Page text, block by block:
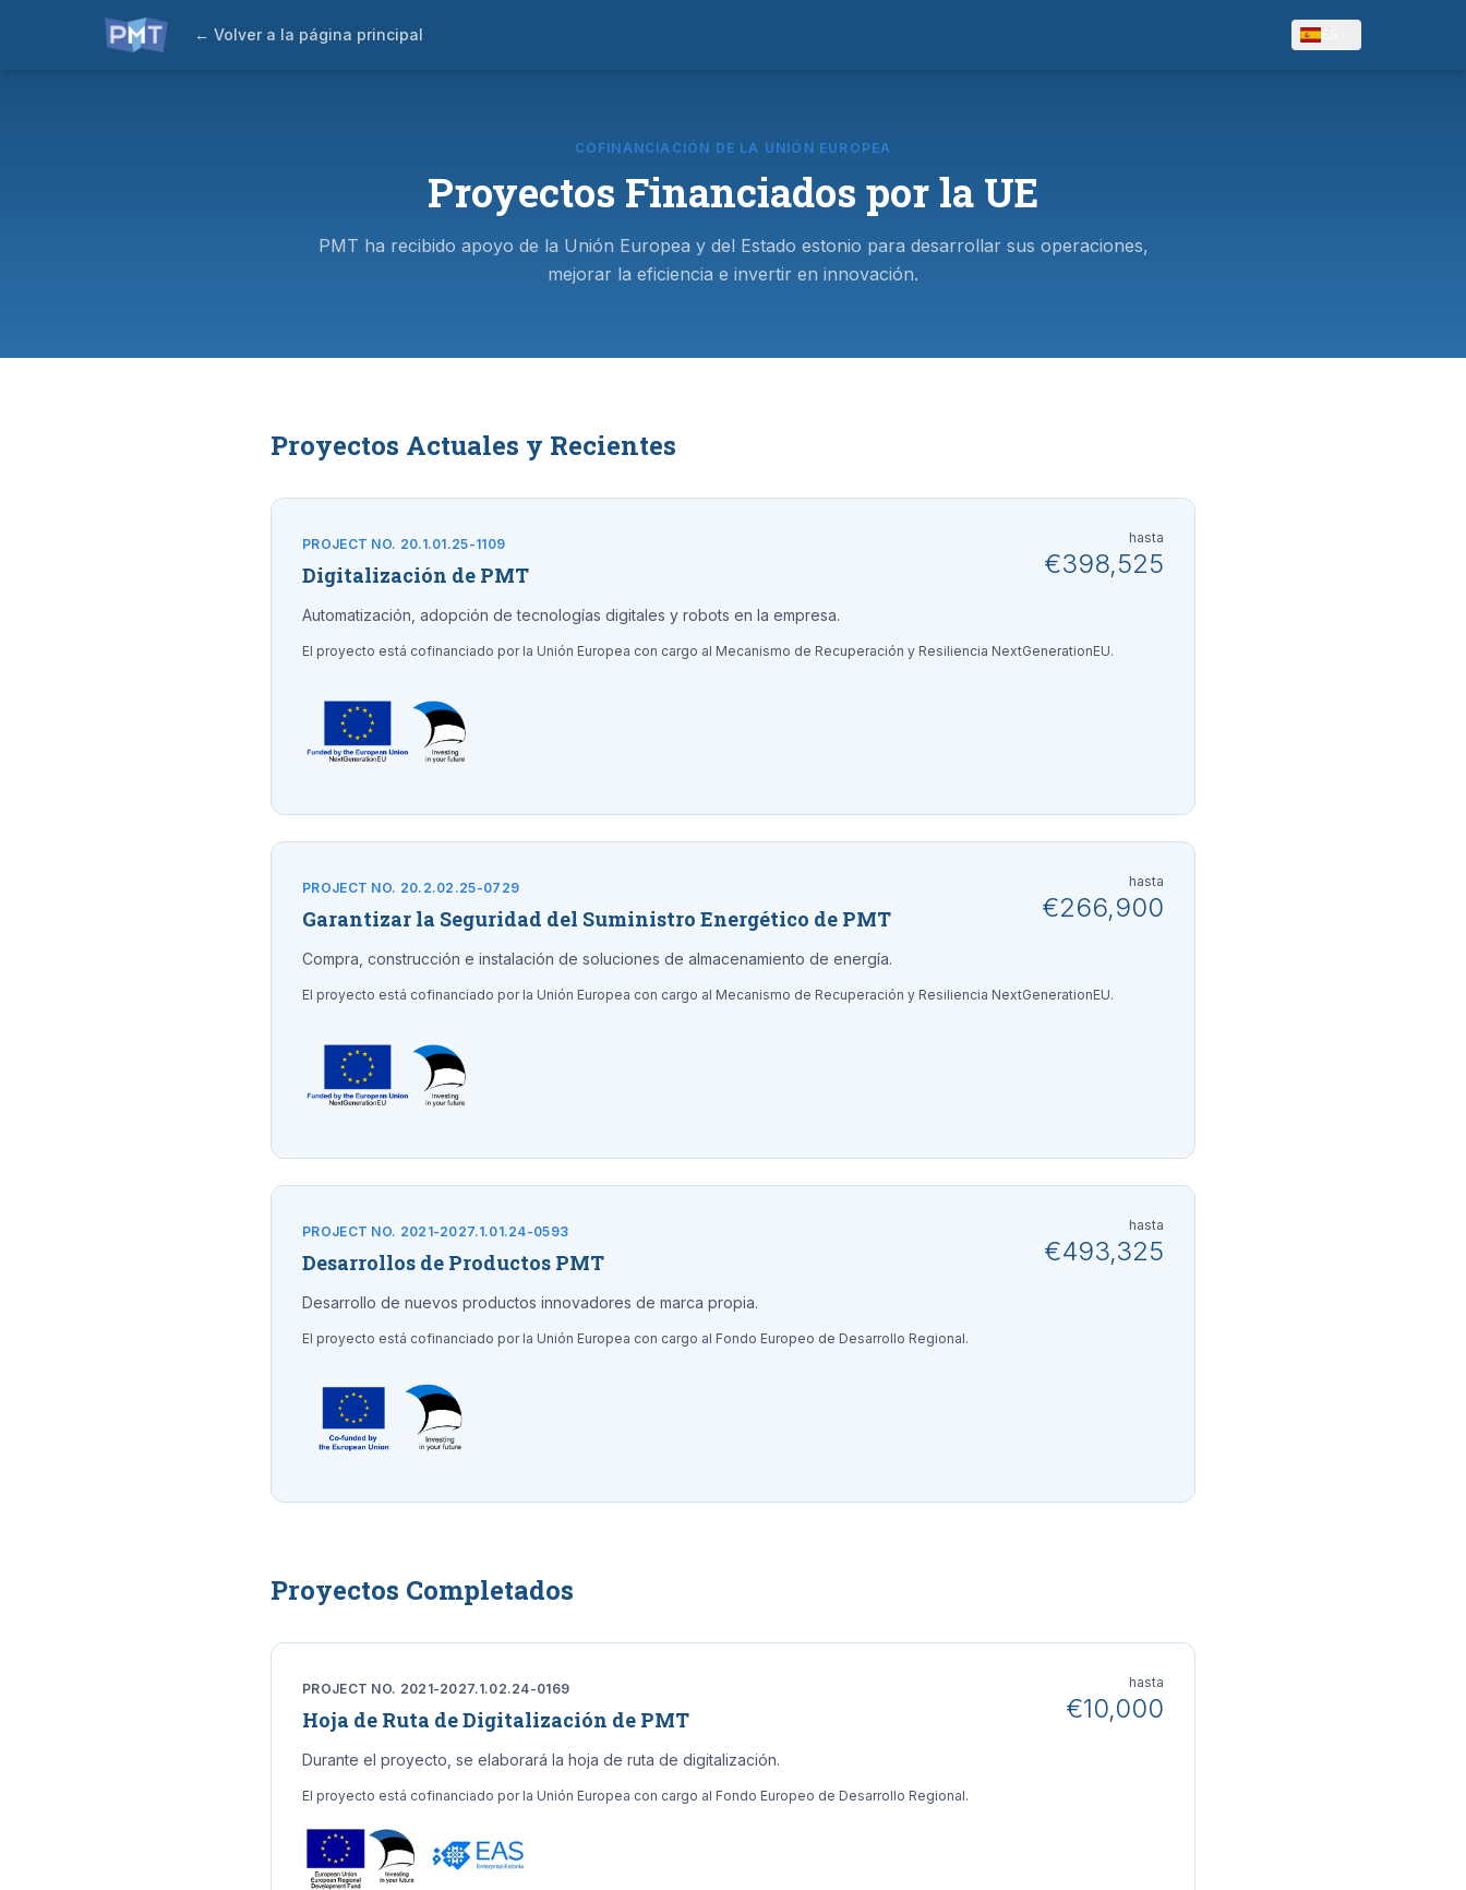
← Volver a la página principal ES
COFINANCIACIÓN DE LA UNIÓN EUROPEA
Proyectos Financiados por la UE
PMT ha recibido apoyo de la Unión Europea y del Estado estonio para desarrollar sus operaciones,
mejorar la eficiencia e invertir en innovación.
Proyectos Actuales y Recientes
PROJECT NO. 20.1.01.25-1109
Digitalización de PMT
hasta
€398,525
Automatización, adopción de tecnologías digitales y robots en la empresa.
El proyecto está cofinanciado por la Unión Europea con cargo al Mecanismo de Recuperación y Resiliencia NextGenerationEU.
PROJECT NO. 20.2.02.25-0729
Garantizar la Seguridad del Suministro Energético de PMT
hasta
€266,900
Compra, construcción e instalación de soluciones de almacenamiento de energía.
El proyecto está cofinanciado por la Unión Europea con cargo al Mecanismo de Recuperación y Resiliencia NextGenerationEU.
PROJECT NO. 2021-2027.1.01.24-0593
Desarrollos de Productos PMT
hasta
€493,325
Desarrollo de nuevos productos innovadores de marca propia.
El proyecto está cofinanciado por la Unión Europea con cargo al Fondo Europeo de Desarrollo Regional.
Proyectos Completados
PROJECT NO. 2021-2027.1.02.24-0169
Hoja de Ruta de Digitalización de PMT
hasta
€10,000
Durante el proyecto, se elaborará la hoja de ruta de digitalización.
El proyecto está cofinanciado por la Unión Europea con cargo al Fondo Europeo de Desarrollo Regional.